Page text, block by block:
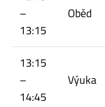
–
13:15
Oběd
13:15
–
14:45
Výuka